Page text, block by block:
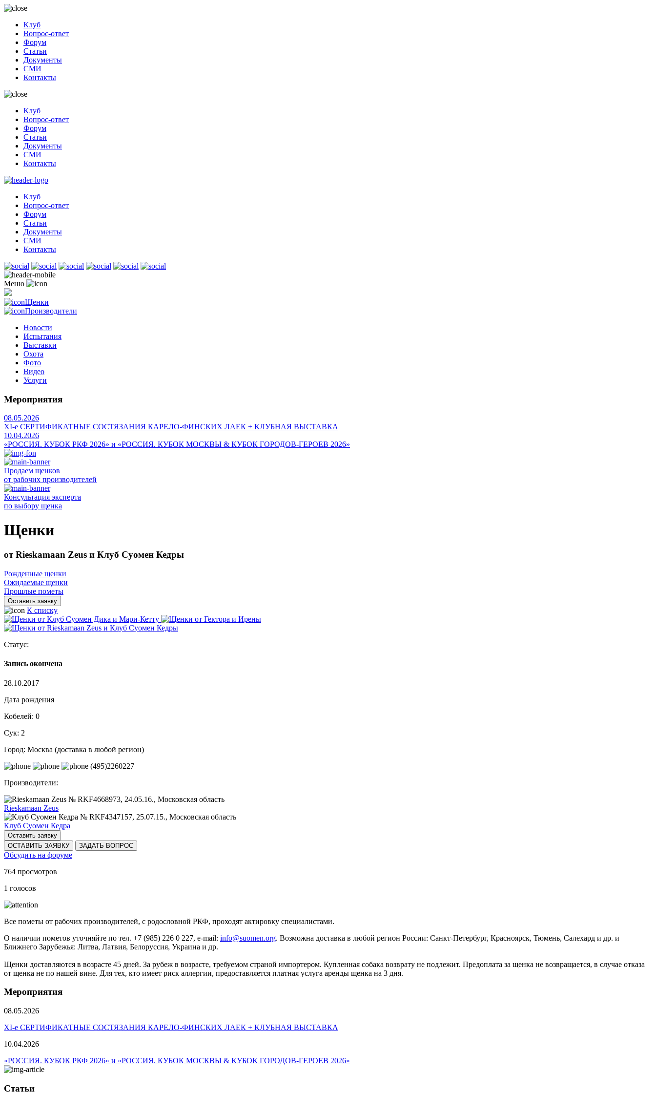
Клуб
Вопрос-ответ
Форум
Статьи
Документы
СМИ
Контакты
Клуб
Вопрос-ответ
Форум
Статьи
Документы
СМИ
Контакты
Клуб
Вопрос-ответ
Форум
Статьи
Документы
СМИ
Контакты
Меню
Щенки
Производители
Новости
Испытания
Выставки
Охота
Фото
Видео
Услуги
Мероприятия
08.05.2026
ХI-е СЕРТИФИКАТНЫЕ СОСТЯЗАНИЯ КАРЕЛО-ФИНСКИХ ЛАЕК + КЛУБНАЯ ВЫСТАВКА
10.04.2026
«РОССИЯ. КУБОК РКФ 2026» и «РОССИЯ. КУБОК МОСКВЫ & КУБОК ГОРОДОВ-ГЕРОЕВ 2026»
Продаем щенков
от рабочих производителей
Консультация эксперта
по выбору щенка
Щенки
от Rieskamaan Zeus и Клуб Суомен Кедры
Рожденные щенки
Ожидаемые щенки
Прошлые пометы
Оставить заявку
К списку
Статус:
Запись окончена
28.10.2017
Дата рождения
Кобелей: 0
Сук: 2
Город: Москва (доставка в любой регион)
(495)2260227
Производители:
Rieskamaan Zeus
Клуб Суомен Кедра
Оставить заявку
ОСТАВИТЬ ЗАЯВКУ
ЗАДАТЬ ВОПРОС
Обсудить на форуме
764 просмотров
1 голосов
Все пометы от рабочих производителей, с родословной РКФ, проходят актировку специалистами.
О наличии пометов уточняйте по тел. +7 (985) 226 0 227, e-mail: info@suomen.org. Возможна доставка в любой регион России: Санкт-Петербург, Красноярск, Тюмень, Салехард и др. и
Ближнего Зарубежья: Литва, Латвия, Белоруссия, Украина и др.
Щенки доставляются в возрасте 45 дней. За рубеж в возрасте, требуемом страной импортером. Купленная собака возврату не подлежит. Предоплата за щенка не возвращается, в случае отказа
от щенка не по нашей вине. Для тех, кто имеет риск аллергии, предоставляется платная услуга аренды щенка на 3 дня.
Мероприятия
08.05.2026
ХI-е СЕРТИФИКАТНЫЕ СОСТЯЗАНИЯ КАРЕЛО-ФИНСКИХ ЛАЕК + КЛУБНАЯ ВЫСТАВКА
10.04.2026
«РОССИЯ. КУБОК РКФ 2026» и «РОССИЯ. КУБОК МОСКВЫ & КУБОК ГОРОДОВ-ГЕРОЕВ 2026»
Статьи